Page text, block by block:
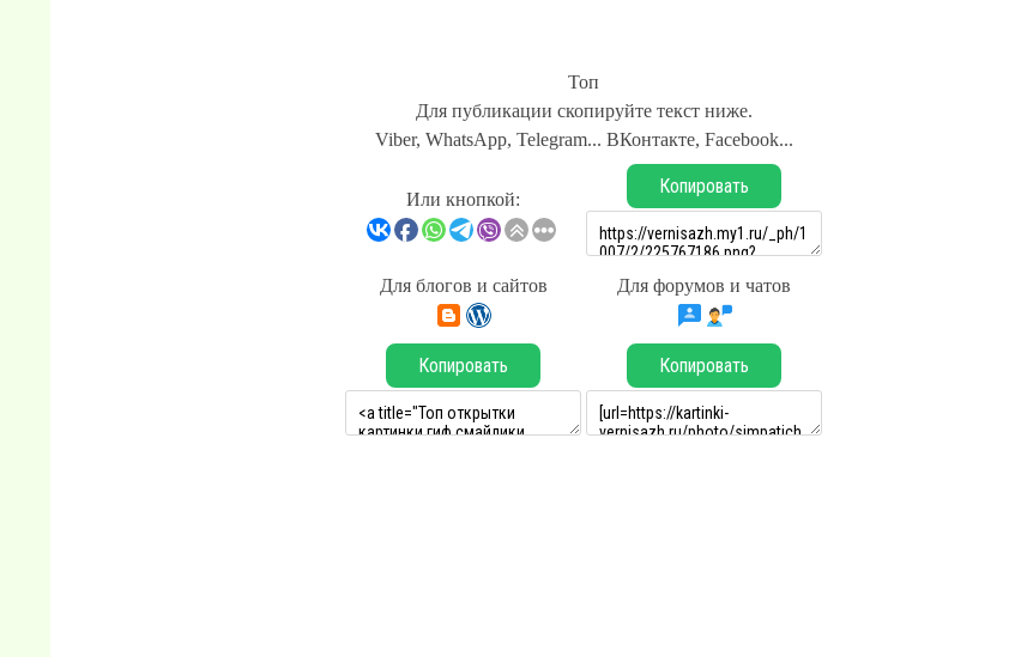
Топ
Для публикации скопируйте текст ниже.
Viber, WhatsApp, Telegram... ВКонтакте, Facebook...
Или кнопкой:
Копировать
Для блогов и сайтов Для форумов и чатов
Копировать Копировать